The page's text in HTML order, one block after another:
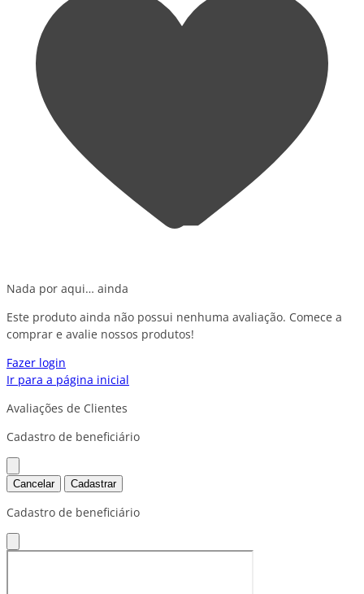
Nada por aqui… ainda
Este produto ainda não possui nenhuma avaliação. Comece a
comprar e avalie nossos produtos!
Fazer login
Ir para a página inicial
Avaliações de Clientes
Cadastro de beneficiário
Cancelar Cadastrar
Cadastro de beneficiário